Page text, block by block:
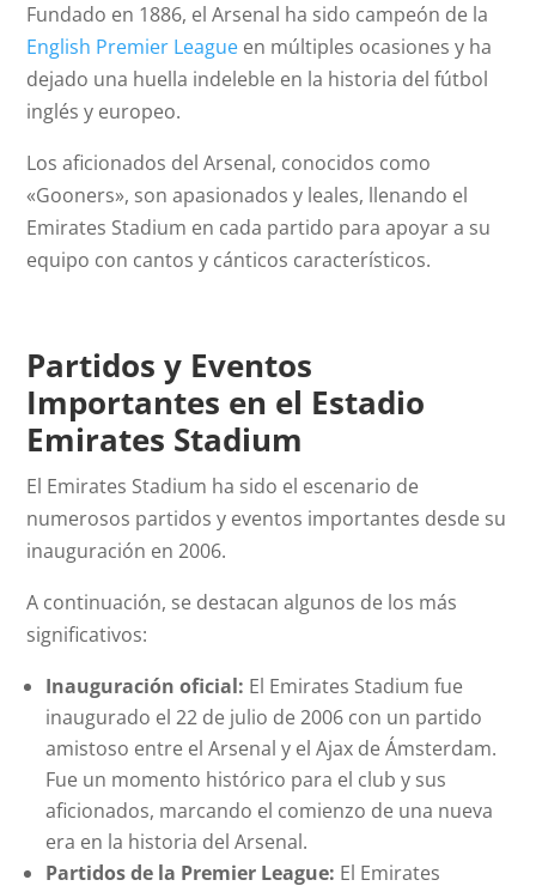
Fundado en 1886, el Arsenal ha sido campeón de la
English Premier League en múltiples ocasiones y ha
dejado una huella indeleble en la historia del fútbol
inglés y europeo.
Los aficionados del Arsenal, conocidos como
«Gooners», son apasionados y leales, llenando el
Emirates Stadium en cada partido para apoyar a su
equipo con cantos y cánticos característicos.
Partidos y Eventos
Importantes en el Estadio
Emirates Stadium
El Emirates Stadium ha sido el escenario de
numerosos partidos y eventos importantes desde su
inauguración en 2006.
A continuación, se destacan algunos de los más
significativos:
Inauguración oficial: El Emirates Stadium fue
inaugurado el 22 de julio de 2006 con un partido
amistoso entre el Arsenal y el Ajax de Ámsterdam.
Fue un momento histórico para el club y sus
aficionados, marcando el comienzo de una nueva
era en la historia del Arsenal.
Partidos de la Premier League: El Emirates